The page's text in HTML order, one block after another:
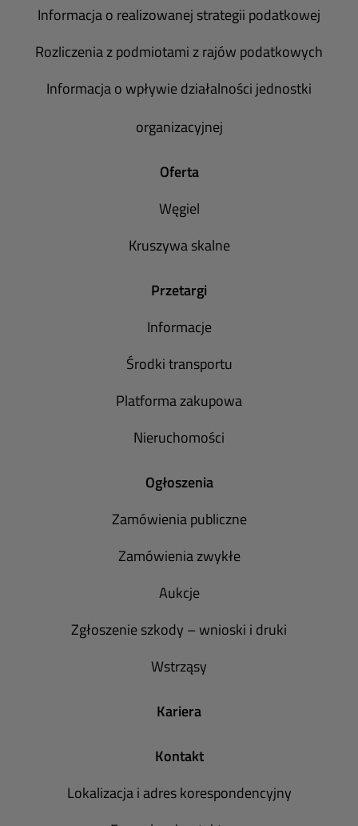
Informacja o realizowanej strategii podatkowej
Rozliczenia z podmiotami z rajów podatkowych
Informacja o wpływie działalności jednostki
organizacyjnej
Oferta
Węgiel
Kruszywa skalne
Przetargi
Informacje
Środki transportu
Platforma zakupowa
Nieruchomości
Ogłoszenia
Zamówienia publiczne
Zamówienia zwykłe
Aukcje
Zgłoszenie szkody – wnioski i druki
Wstrząsy
Kariera
Kontakt
Lokalizacja i adres korespondencyjny